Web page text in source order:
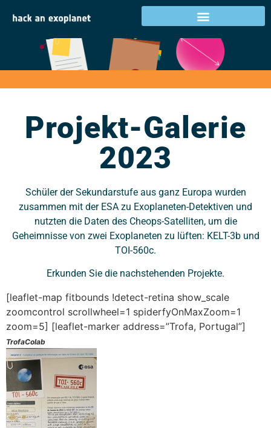
Projekt-Galerie 2023
Projekt-Galerie
2023
Schüler der Sekundarstufe aus ganz Europa wurden
zusammen mit der ESA zu Exoplaneten-Detektiven und
nutzten die Daten des Cheops-Satelliten, um die
Geheimnisse von zwei Exoplaneten zu lüften: KELT-3b und
TOI-560c.
Erkunden Sie die nachstehenden Projekte.
[leaflet-map fitbounds !detect-retina show_scale
zoomcontrol scrollwheel=1 spiderfyOnMaxZoom=1
zoom=5] [leaflet-marker address=”Trofa, Portugal”]
TrofaColab